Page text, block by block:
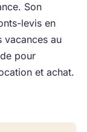
Son
levis en
vacances au
pour
et achat.